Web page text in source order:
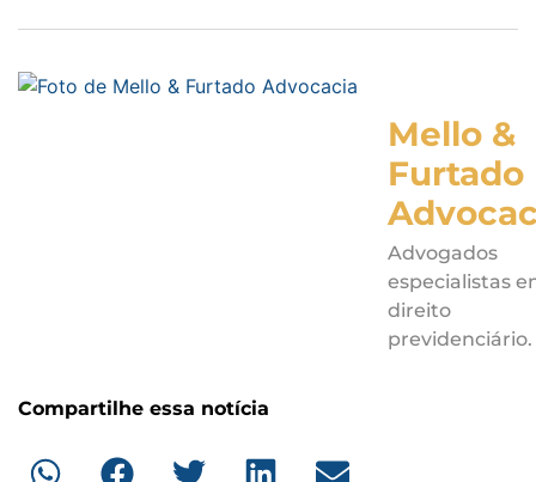
Mello &
Furtado
Advogados
especialistas
direito
previdenciário.
Compartilhe essa notícia